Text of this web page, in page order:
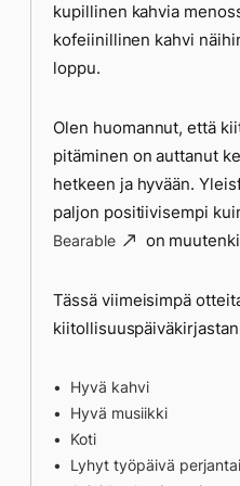
kupillinen kahvia
kofeiinillinen kahvi
loppu.
Olen huomannut, että
pitäminen on auttanut
hetkeen ja hyvään.
paljon positiivisempi
Bearable on
Tässä viimeisimpä
Hyvä kahvi
Hyvä musiikki
Koti
Lyhyt työpäivä